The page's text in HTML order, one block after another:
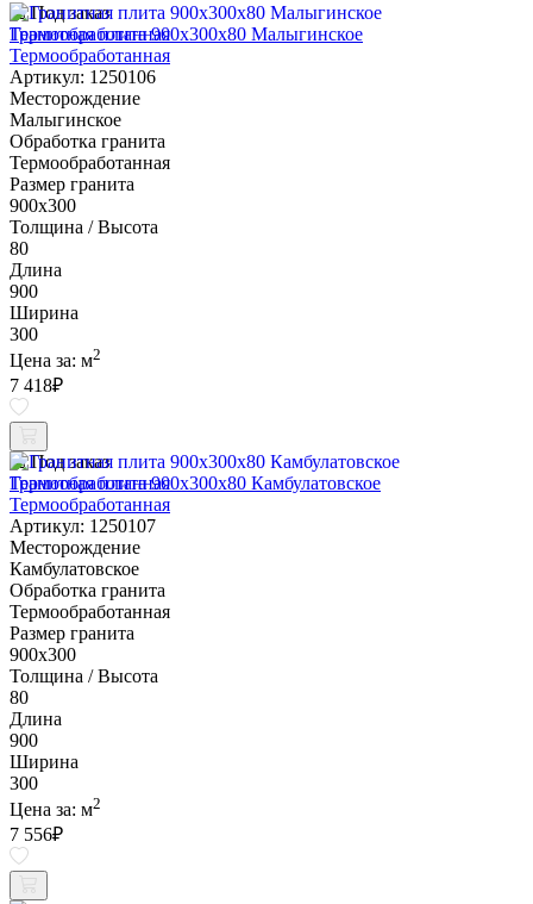
Под заказ
Гранитная плита 900х300x80 Малыгинское
Термообработанная
Артикул: 1250106
Месторождение
Малыгинское
Обработка гранита
Термообработанная
Размер гранита
900х300
Толщина / Высота
80
Длина
900
Ширина
300
Цена за: м2
7 418₽
Под заказ
Гранитная плита 900х300x80 Камбулатовское
Термообработанная
Артикул: 1250107
Месторождение
Камбулатовское
Обработка гранита
Термообработанная
Размер гранита
900х300
Толщина / Высота
80
Длина
900
Ширина
300
Цена за: м2
7 556₽